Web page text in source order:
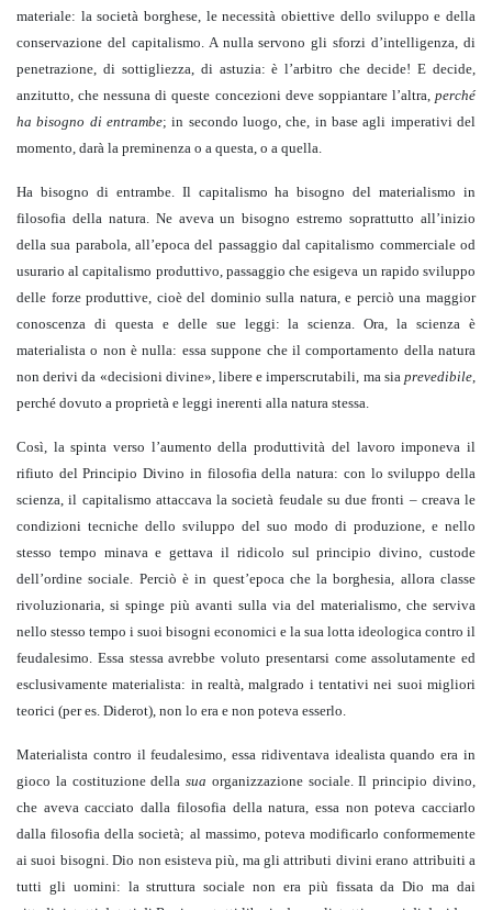
materiale: la società borghese, le necessità obiettive dello sviluppo e della
conservazione del capitalismo. A nulla servono gli sforzi d’intelligenza, di
penetrazione, di sottigliezza, di astuzia: è l’arbitro che decide! E decide,
anzitutto, che nessuna di queste concezioni deve soppiantare l’altra, perché
ha bisogno di entrambe; in secondo luogo, che, in base agli imperativi del
momento, darà la preminenza o a questa, o a quella.
Ha bisogno di entrambe. Il capitalismo ha bisogno del materialismo in
filosofia della natura. Ne aveva un bisogno estremo soprattutto all’inizio
della sua parabola, all’epoca del passaggio dal capitalismo commerciale od
usurario al capitalismo produttivo, passaggio che esigeva un rapido sviluppo
delle forze produttive, cioè del dominio sulla natura, e perciò una maggior
conoscenza di questa e delle sue leggi: la scienza. Ora, la scienza è
materialista o non è nulla: essa suppone che il comportamento della natura
non derivi da «decisioni divine», libere e imperscrutabili, ma sia prevedibile,
perché dovuto a proprietà e leggi inerenti alla natura stessa.
Così, la spinta verso l’aumento della produttività del lavoro imponeva il
rifiuto del Principio Divino in filosofia della natura: con lo sviluppo della
scienza, il capitalismo attaccava la società feudale su due fronti – creava le
condizioni tecniche dello sviluppo del suo modo di produzione, e nello
stesso tempo minava e gettava il ridicolo sul principio divino, custode
dell’ordine sociale. Perciò è in quest’epoca che la borghesia, allora classe
rivoluzionaria, si spinge più avanti sulla via del materialismo, che serviva
nello stesso tempo i suoi bisogni economici e la sua lotta ideologica contro il
feudalesimo. Essa stessa avrebbe voluto presentarsi come assolutamente ed
esclusivamente materialista: in realtà, malgrado i tentativi nei suoi migliori
teorici (per es. Diderot), non lo era e non poteva esserlo.
Materialista contro il feudalesimo, essa ridiventava idealista quando era in
gioco la costituzione dellasua organizzazione sociale. Il principio divino,
che aveva cacciato dalla filosofia della natura, essa non poteva cacciarlo
dalla filosofia della società; al massimo, poteva modificarlo conformemente
ai suoi bisogni. Dio non esisteva più, ma gli attributi divini erano attribuiti a
tutti gli uomini: la struttura sociale non era più fissata da Dio ma dai